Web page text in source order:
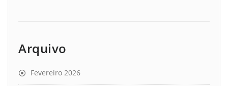
Arquivo
Fevereiro 2026